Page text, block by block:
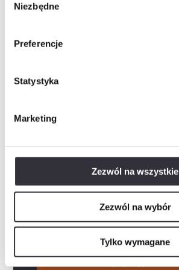
zgody
Niezbędne
Preferencje
Statystyka
Marketing
Zezwól na wszystkie
Zezwól na wybór
Tylko wymagane
Wiadomość
Zaznacz wszystko